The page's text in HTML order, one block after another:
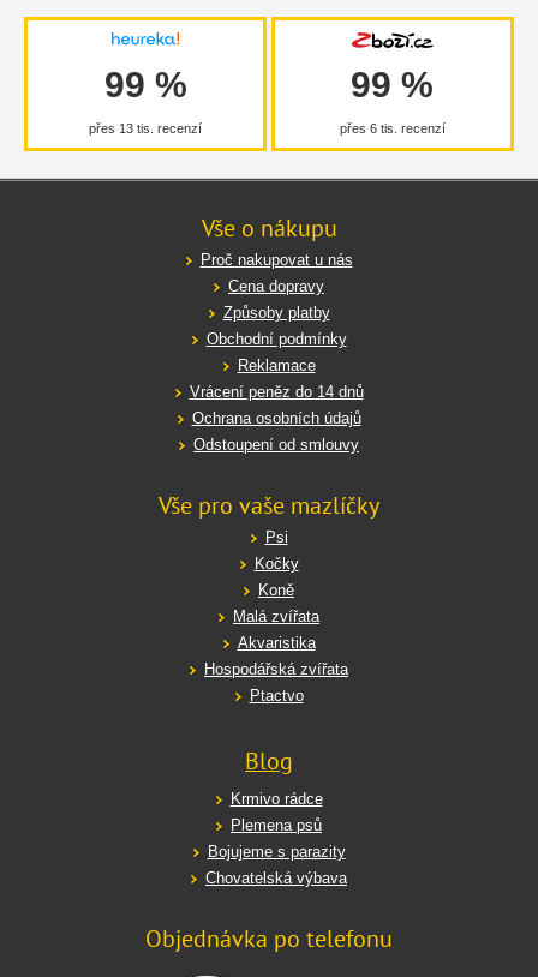
99 %
přes 13 tis. recenzí
99 %
přes 6 tis. recenzí
Vše o nákupu
Proč nakupovat u nás
Cena dopravy
Způsoby platby
Obchodní podmínky
Reklamace
Vrácení peněz do 14 dnů
Ochrana osobních údajů
Odstoupení od smlouvy
Vše pro vaše mazlíčky
Psi
Kočky
Koně
Malá zvířata
Akvaristika
Hospodářská zvířata
Ptactvo
Blog
Krmivo rádce
Plemena psů
Bojujeme s parazity
Chovatelská výbava
Objednávka po telefonu